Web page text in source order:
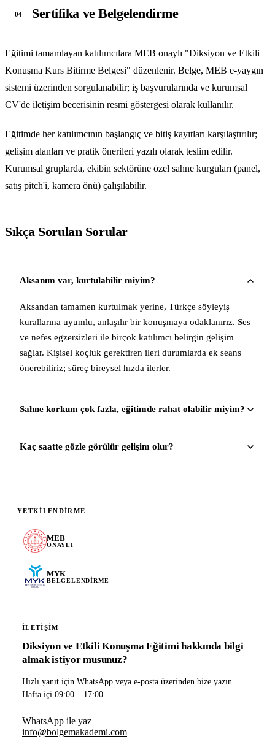
04 Sertifika ve Belgelendirme
Eğitimi tamamlayan katılımcılara MEB onaylı "Diksiyon ve Etkili
Konuşma Kurs Bitirme Belgesi" düzenlenir. Belge, MEB e-yaygın
sistemi üzerinden sorgulanabilir; iş başvurularında ve kurumsal
CV'de iletişim becerisinin resmi göstergesi olarak kullanılır.
Eğitimde her katılımcının başlangıç ve bitiş kayıtları karşılaştırılır;
gelişim alanları ve pratik önerileri yazılı olarak teslim edilir.
Kurumsal gruplarda, ekibin sektörüne özel sahne kurguları (panel,
satış pitch'i, kamera önü) çalışılabilir.
Sıkça Sorulan Sorular
Aksanım var, kurtulabilir miyim?
Aksandan tamamen kurtulmak yerine, Türkçe söyleyiş
kurallarına uyumlu, anlaşılır bir konuşmaya odaklanırız. Ses
ve nefes egzersizleri ile birçok katılımcı belirgin gelişim
sağlar. Kişisel koçluk gerektiren ileri durumlarda ek seans
önerebiliriz; süreç bireysel hızda ilerler.
Sahne korkum çok fazla, eğitimde rahat olabilir miyim?
Kaç saatte gözle görülür gelişim olur?
YETKILENDIRME
MEB
ONAYLI
MYK
BELGELENDIRME
İLETIŞIM
Diksiyon ve Etkili Konuşma Eğitimi hakkında bilgi
almak istiyor musunuz?
Hızlı yanıt için WhatsApp veya e-posta üzerinden bize yazın.
Hafta içi 09:00 – 17:00.
WhatsApp ile yaz
info@bolgemakademi.com